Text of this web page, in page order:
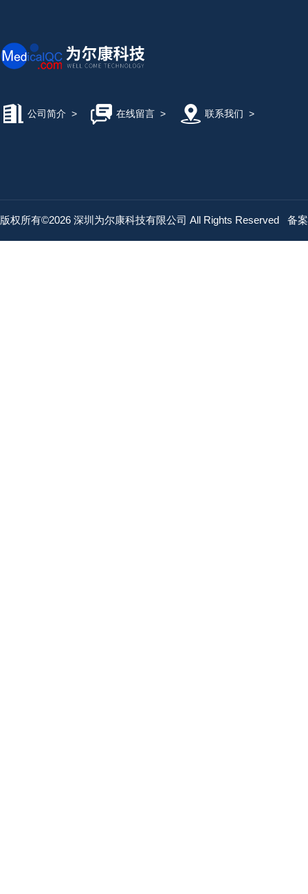
公司简介 > 在线留言> 联系我们 >
版权所有©2026 深圳为尔康科技有限公司 All Rights Reserved 备